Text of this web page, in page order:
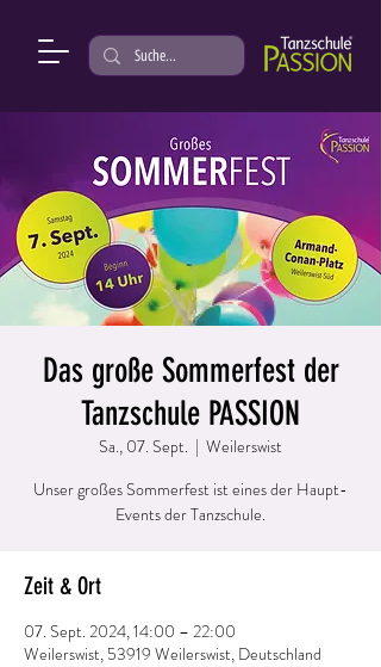
Das große Sommerfest der
Tanzschule PASSION
Sa., 07. Sept.
  |
Weilerswist
Unser großes Sommerfest ist eines der Haupt-
Events der Tanzschule.
Zeit & Ort
07. Sept. 2024, 14:00 – 22:00
Weilerswist, 53919 Weilerswist, Deutschland